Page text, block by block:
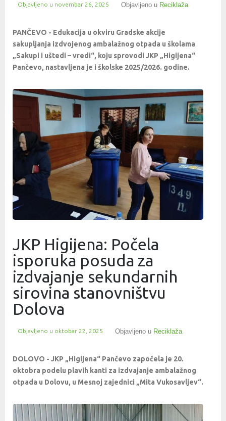
Objavljeno u novembar 26, 2025 Objavljeno u Reciklaža
PANČEVO - Edukacija u okviru Gradske akcije
sakupljanja izdvojenog ambalažnog otpada u školama
„Sakupi i uštedi – vredi“, koju sprovodi JKP „Higijena“
Pančevo, nastavljena je i školske 2025/2026. godine.
JKP Higijena: Počela
isporuka posuda za
izdvajanje sekundarnih
sirovina stanovništvu
Dolova
Objavljeno u oktobar 22, 2025 Objavljeno u Reciklaža
DOLOVO - JKP „Higijena“ Pančevo započela je 20.
oktobra podelu plavih kanti za izdvajanje ambalažnog
otpada u Dolovu, u Mesnoj zajednici „Mita Vukosavljev“.